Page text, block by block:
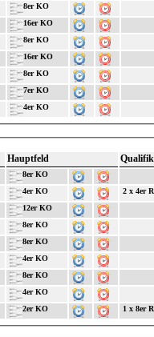
8er KO
16er KO
8er KO
16er KO
8er KO
7er KO
4er KO
Hauptfeld
8er KO
4er KO
2 x 4er
12er KO
8er KO
8er KO
4er KO
8er KO
4er KO
2er KO 1 x 8er